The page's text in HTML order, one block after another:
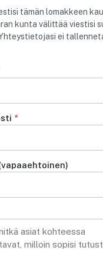
tämän lomakkeen
kunta välittää viestisi
ei
*